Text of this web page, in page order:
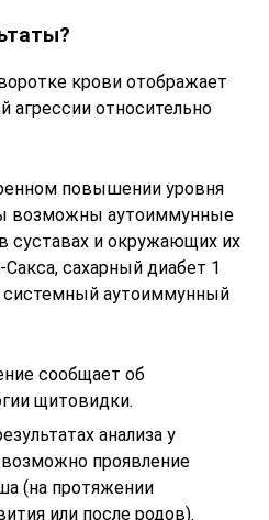
крови отображает
агрессии относительно
повышении уровня
возможны аутоиммунные
суставах и окружающих их
сахарный диабет 1
системный аутоиммунный
сообщает об
щитовидки.
анализа у
проявление
(на протяжении
или после родов).